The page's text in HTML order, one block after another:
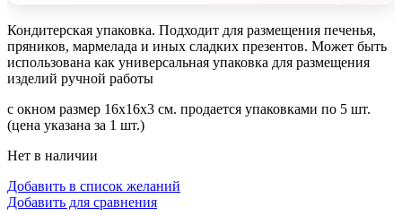
Кондитерская упаковка. Подходит для размещения печенья,
пряников, мармелада и иных сладких презентов. Может быть
использована как универсальная упаковка для размещения
изделий ручной работы
с окном размер 16х16х3 см. продается упаковками по 5 шт.
(цена указана за 1 шт.)
Нет в наличии
Добавить в список желаний
Добавить для сравнения